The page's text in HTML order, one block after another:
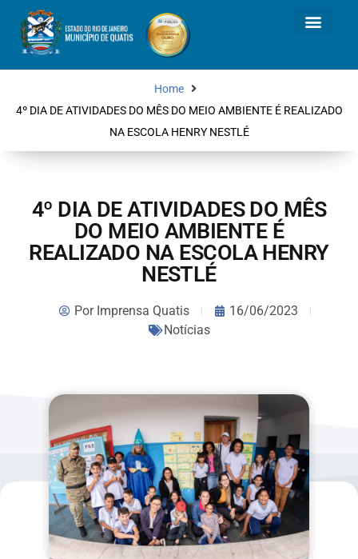
Home
4º DIA DE ATIVIDADES DO MÊS DO MEIO AMBIENTE É REALIZADO
NA ESCOLA HENRY NESTLÉ
4º DIA DE ATIVIDADES DO MÊS
DO MEIO AMBIENTE É
REALIZADO NA ESCOLA HENRY
NESTLÉ
PorImprensa Quatis
16/06/2023
Notícias